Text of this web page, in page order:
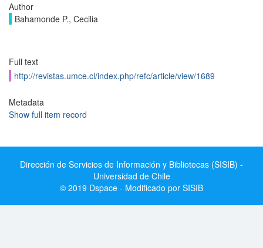
Author
Bahamonde P., Cecilia
Full text
http://revistas.umce.cl/index.php/refc/article/view/1689
Metadata
Show full item record
Dirección de Servicios de Información y Bibliotecas (SISIB) -
Universidad de Chile
© 2019 Dspace - Modificado por SISIB